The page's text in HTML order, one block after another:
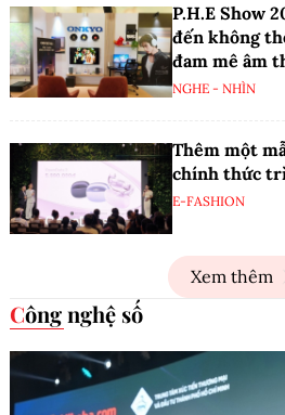
P.H.E Show
đến không
đam mê âm
NGHE - NHÌN
Thêm một
chính thức
E-FASHION
Xem thêm
Công nghệ số